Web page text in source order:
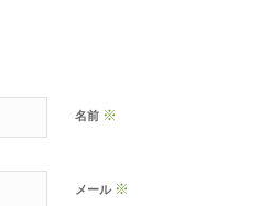
名前 ※
メール ※